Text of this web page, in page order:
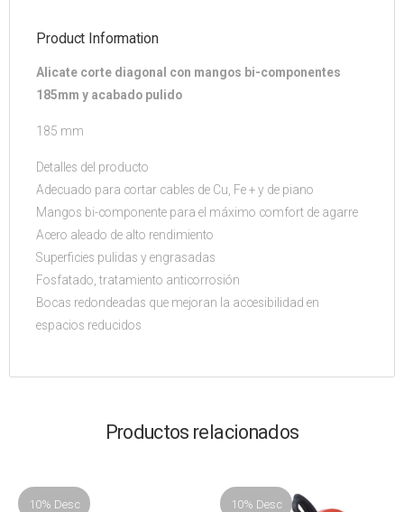
Product Information
Alicate corte diagonal con mangos bi-componentes
185mm y acabado pulido
185 mm
Detalles del producto
Adecuado para cortar cables de Cu, Fe + y de piano
Mangos bi-componente para el máximo comfort de agarre
Acero aleado de alto rendimiento
Superficies pulidas y engrasadas
Fosfatado, tratamiento anticorrosión
Bocas redondeadas que mejoran la accesibilidad en
espacios reducidos
Productos relacionados
10% Desc 10% Desc